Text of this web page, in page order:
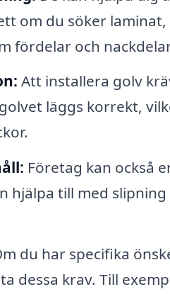
om du söker
fördelar och
Att installera golv
läggs korrekt,
Företag kan också
hjälpa till med
du har specifika
dessa krav. Till